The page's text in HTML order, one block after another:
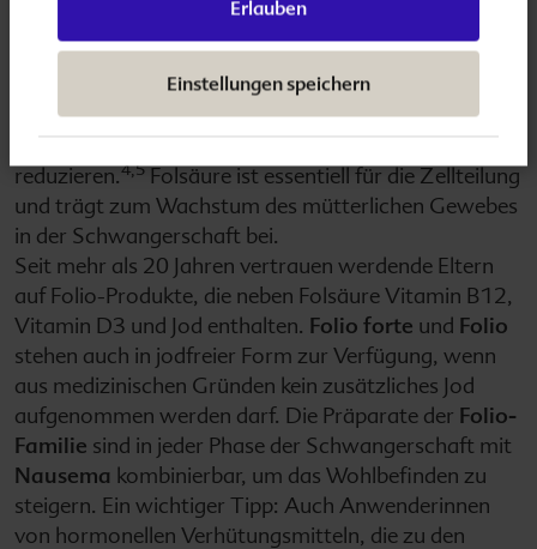
Erlauben
Einstellungen speichern
Folsäure pro Tag einzunehmen. Damit werden
Gewebekonzentrationen erreicht, die das Risiko von
Fehlbildungen wie Neuralrohrdefekte, Herzfehler,
reduzieren.4,5 Folsäure ist essentiell für die Zellteilung
und trägt zum Wachstum des mütterlichen Gewebes
in der Schwangerschaft bei.
Seit mehr als 20 Jahren vertrauen werdende Eltern
auf Folio-Produkte, die neben Folsäure Vitamin B12,
Vitamin D3 und Jod enthalten. Folio forte und Folio
stehen auch in jodfreier Form zur Verfügung, wenn
aus medizinischen Gründen kein zusätzliches Jod
aufgenommen werden darf. Die Präparate der Folio-
Familie sind in jeder Phase der Schwangerschaft mit
Nausema kombinierbar, um das Wohlbefinden zu
steigern. Ein wichtiger Tipp: Auch Anwenderinnen
von hormonellen Verhütungsmitteln, die zu den